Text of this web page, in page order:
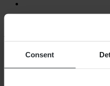
Consent
Privacybeleid